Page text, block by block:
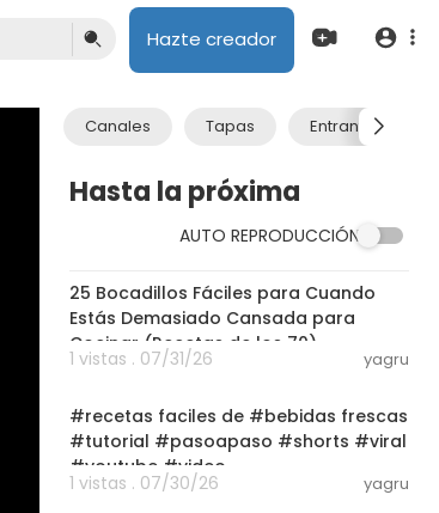
Hazte creador
Canales Tapas Entrantes
Hasta la próxima
AUTO REPRODUCCIÓN
19:58
25 Bocadillos Fáciles para Cuando
Estás Demasiado Cansada para
Cocinar (Recetas de los 70)
1 vistas . 07/31/26 yagru
#recetas faciles de #bebidas frescas
#tutorial #pasoapaso #shorts #viral
#youtube #video
1 vistas . 07/30/26 yagru